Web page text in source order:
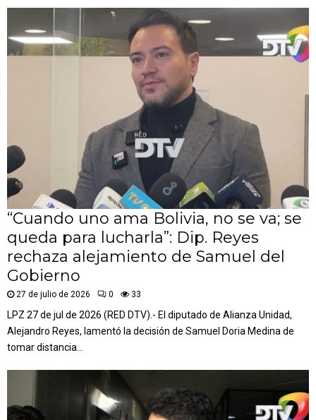
“Cuando uno ama Bolivia, no se va; se
queda para lucharla”: Dip. Reyes
rechaza alejamiento de Samuel del
Gobierno
27 de julio de 2026 0 33
LPZ 27 de jul de 2026 (RED DTV).- El diputado de Alianza Unidad,
Alejandro Reyes, lamentó la decisión de Samuel Doria Medina de
tomar distancia...